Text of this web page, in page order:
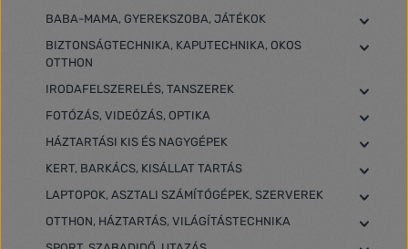
BABA-MAMA, GYEREKSZOBA, JÁTÉKOK
BIZTONSÁGTECHNIKA, KAPUTECHNIKA, OKOS
OTTHON
IRODAFELSZERELÉS, TANSZEREK
FOTÓZÁS, VIDEÓZÁS, OPTIKA
HÁZTARTÁSI KIS ÉS NAGYGÉPEK
KERT, BARKÁCS, KISÁLLAT TARTÁS
LAPTOPOK, ASZTALI SZÁMÍTÓGÉPEK, SZERVEREK
OTTHON, HÁZTARTÁS, VILÁGÍTÁSTECHNIKA